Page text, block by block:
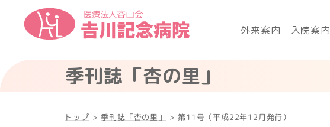
外来案内
入院案内
季刊誌「杏の里」
トップ > 季刊誌「杏の里」 > 第11号（平成22年12月発行）